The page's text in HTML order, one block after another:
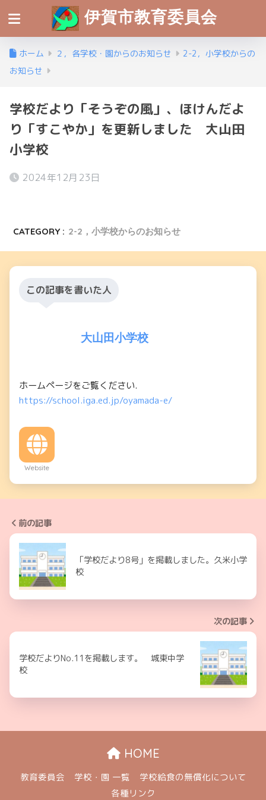
伊賀市教育委員会
ホーム ２，各学校・園からのお知らせ
2-2，小学校からの
お知らせ
学校だより「そうぞの風」、ほけんだよ
り「すこやか」を更新しました 大山田
小学校
2024年12月23日
CATEGORY : 2-2，小学校からのお知らせ
この記事を書いた人
大山田小学校
ホームページをご覧ください.
https://school.iga.ed.jp/oyamada-e/
Website
前の記事
「学校だより8号」を掲載しました。久米小学
校
次の記事
学校だよりNo.11を掲載します。 城東中学
校
HOME
教育委員会 学校・園 一覧
学校給食の無償化について
各種リンク